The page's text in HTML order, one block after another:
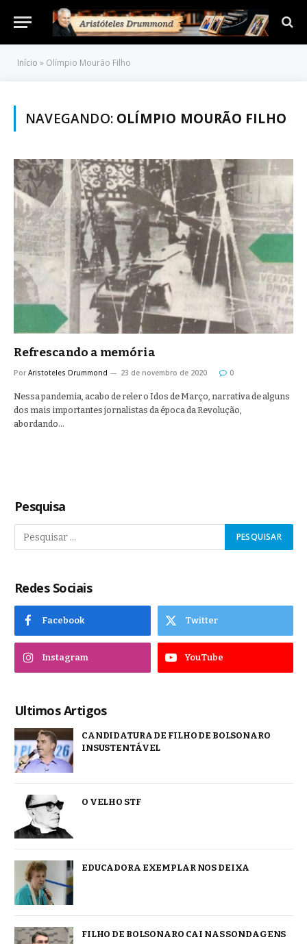
Início » Olímpio Mourão Filho
NAVEGANDO: OLÍMPIO MOURÃO FILHO
Refrescando a memória
Por Aristoteles Drummond 23 de novembro de 2020 0
Nessa pandemia, acabo de reler o Idos de Março, narrativa de alguns
dos mais importantes jornalistas da época da Revolução,
abordando…
Pesquisa
Redes Sociais
Facebook Twitter
Instagram YouTube
Ultimos Artigos
CANDIDATURA DE FILHO DE BOLSONARO
INSUSTENTÁVEL
O VELHO STF
EDUCADORA EXEMPLAR NOS DEIXA
FILHO DE BOLSONARO CAI NAS SONDAGENS